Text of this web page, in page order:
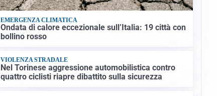
EMERGENZA CLIMATICA
Ondata di calore eccezionale sull’Italia: 19 città con
bollino rosso
VIOLENZA STRADALE
Nel Torinese aggressione automobilistica contro
quattro ciclisti riapre dibattito sulla sicurezza